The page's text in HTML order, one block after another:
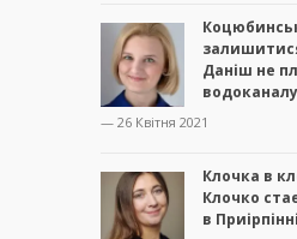
Даніш не
— 26 Квітня 2021
Клочка в
Клочко
в Приірпінні